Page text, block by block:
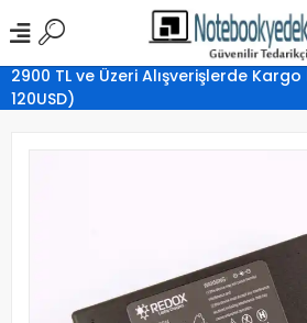
2900 TL ve Üzeri Alışverişlerde
120USD)